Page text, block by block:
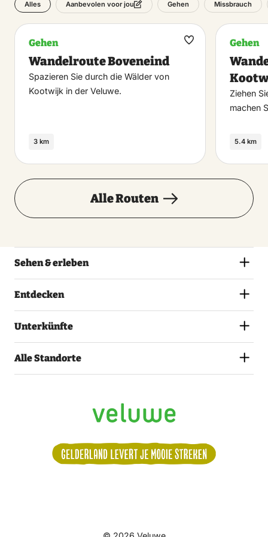
Alles Aanbevolen voor jou Gehen Missbrauch
Gehen
Wandelroute Boveneind
Spazieren Sie durch die Wälder von
Kootwijk in der Veluwe.
3 km
Maak
Gehen
Ziehen
machen
5.4 km
Alle Routen
Sehen & erleben
Entdecken
Unterkünfte
Alle Standorte